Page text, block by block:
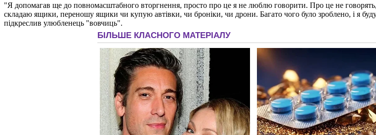
"Я допомагав ще до повномасштабного вторгнення, просто про це я не люблю говорити. Про це не говорять,
складаю ящики, переношу ящики чи купую автівки, чи броніки, чи дрони. Багато чого було зроблено, і я
підкреслив улюбленець "вовчиць".